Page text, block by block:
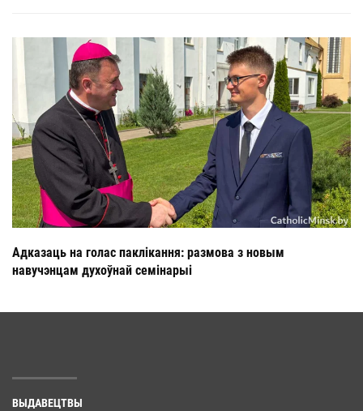
Адказаць на голас паклікання: размова з новым
навучэнцам духоўнай семінарыі
ВЫДАВЕЦТВЫ